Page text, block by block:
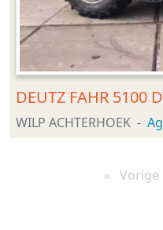
DEUTZ FAHR 5100
WILP ACHTERHOEK
Vorige